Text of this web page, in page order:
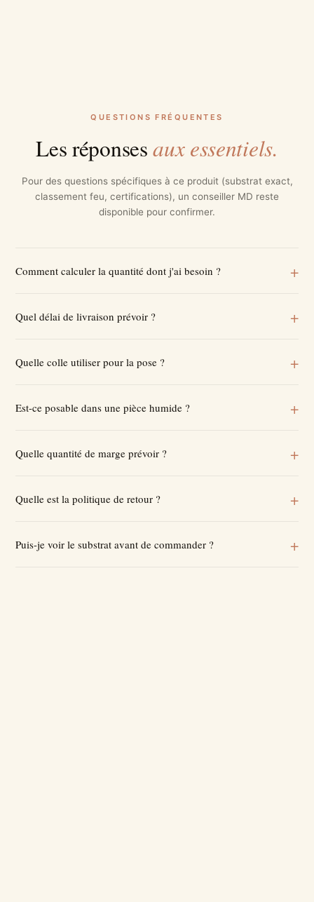
QUESTIONS FRÉQUENTES
Les réponsesaux essentiels.
Pour des questions spécifiques à ce produit (substrat exact,
classement feu, certifications), un conseiller MD reste
disponible pour confirmer.
Comment calculer la quantité dont j'ai besoin ?
Quel délai de livraison prévoir ?
Quelle colle utiliser pour la pose ?
Est-ce posable dans une pièce humide ?
Quelle quantité de marge prévoir ?
Quelle est la politique de retour ?
Puis-je voir le substrat avant de commander ?